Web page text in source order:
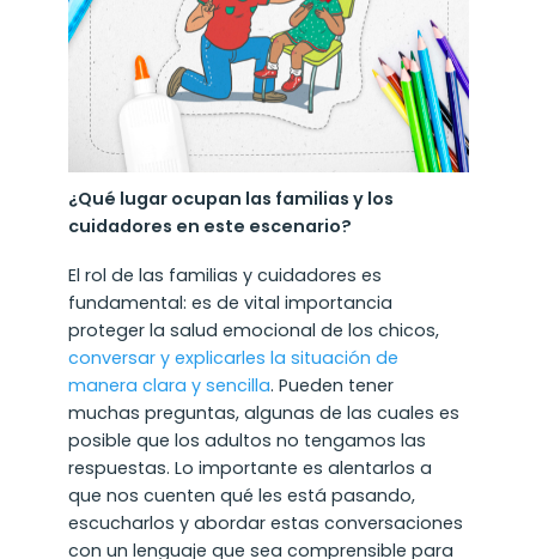
¿Qué lugar ocupan las familias y los
cuidadores en este escenario?
El rol de las familias y cuidadores es
fundamental: es de vital importancia
proteger la salud emocional de los chicos,
conversar y explicarles la situación de
manera clara y sencilla. Pueden tener
muchas preguntas, algunas de las cuales es
posible que los adultos no tengamos las
respuestas. Lo importante es alentarlos a
que nos cuenten qué les está pasando,
escucharlos y abordar estas conversaciones
con un lenguaje que sea comprensible para